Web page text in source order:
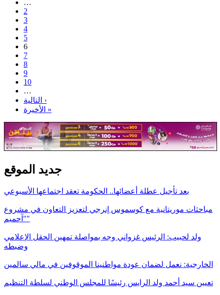
…
2
3
4
5
6
7
8
9
10
…
التالية ›
الأخيرة »
جديد الموقع
بعد تأجيل عطلة أعضائها.. الحكومة تعقد اجتماعها الأسبوعي
مباحثات موريتانية مع كوسموس إنرجي لتعزيز التعاون في مشروع
"آحميم"
ولد لحبيب: الرئيس غزواني وجه بمواصلة تمهين الحقل الإعلامي
وضبطه
الخارجية: نعمل لضمان عودة مواطنينا الموقوفين في مالي سالمين
تعيين سيد أحمد ولد الرايس رئيسًا للمجلس الوطني لسلطة التنظيم